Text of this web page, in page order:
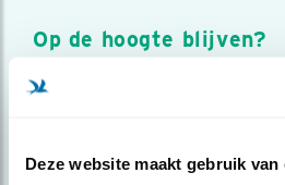
Deze website maakt gebruik van
Op de hoogte blijven?
Meld je aan en ontvang nieuws,
over vogels en activiteiten van